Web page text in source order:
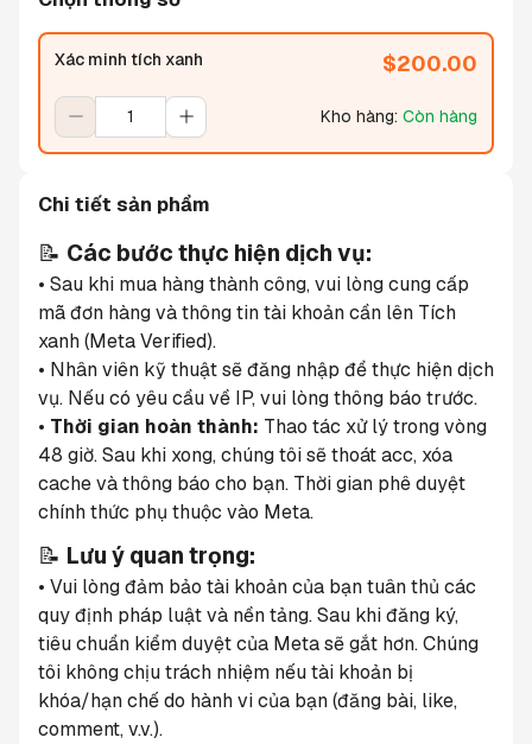
Xác minh tích xanh $200.00
Kho hàng: Còn hàng
Chi tiết sản phẩm
📝 Các bước thực hiện dịch vụ:
• Sau khi mua hàng thành công, vui lòng cung cấp
mã đơn hàng và thông tin tài khoản cần lên Tích
xanh (Meta Verified).
• Nhân viên kỹ thuật sẽ đăng nhập để thực hiện dịch
vụ. Nếu có yêu cầu về IP, vui lòng thông báo trước.
• Thời gian hoàn thành: Thao tác xử lý trong vòng
48 giờ. Sau khi xong, chúng tôi sẽ thoát acc, xóa
cache và thông báo cho bạn. Thời gian phê duyệt
chính thức phụ thuộc vào Meta.
📝 Lưu ý quan trọng:
• Vui lòng đảm bảo tài khoản của bạn tuân thủ các
quy định pháp luật và nền tảng. Sau khi đăng ký,
tiêu chuẩn kiểm duyệt của Meta sẽ gắt hơn. Chúng
tôi không chịu trách nhiệm nếu tài khoản bị
khóa/hạn chế do hành vi của bạn (đăng bài, like,
comment, v.v.).